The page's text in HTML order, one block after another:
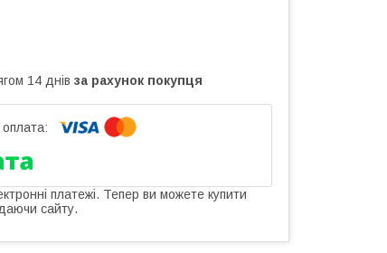
14 днів за рахунок покупця
платежі. Тепер ви можете купити
сайту.